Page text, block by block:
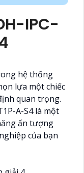
IPC-
hệ thống
lựa một chiếc
quan trọng.
A-S4 là một
ấn tượng
của bạn